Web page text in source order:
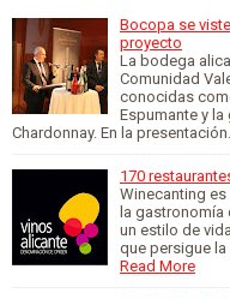
Bocopa se
proyecto
La bodega
Comunidad
conocidas
Espumante y
Chardonnay. En la
170
Winecanting
la
un estilo de
que persigue
Read More